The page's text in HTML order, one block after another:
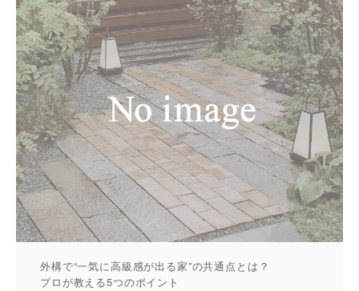
外構で“一気に高級感が出る家”の共通点とは？
プロが教える5つのポイント